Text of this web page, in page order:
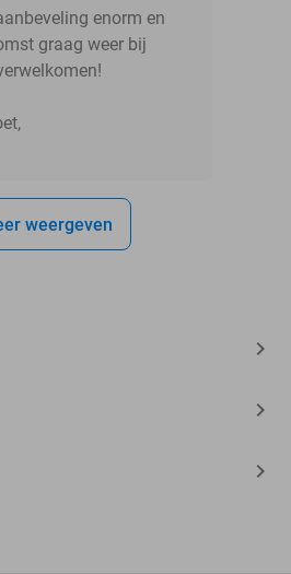
enorm en
graag weer bij
weergeven